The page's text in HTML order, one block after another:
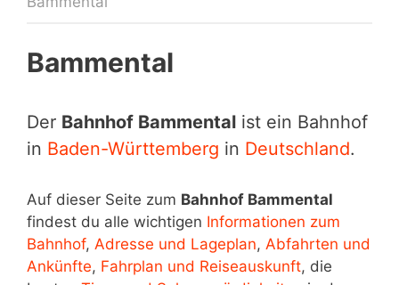
Bammental
Der Bahnhof Bammental ist ein Bahnhof
in Baden-Württemberg in Deutschland.
Auf dieser Seite zum Bahnhof Bammental
findest du alle wichtigen Informationen zum
Bahnhof, Adresse und Lageplan, Abfahrten und
Ankünfte, Fahrplan und Reiseauskunft, die